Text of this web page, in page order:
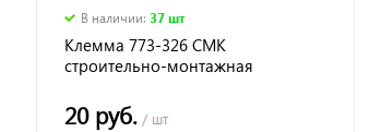
В наличии: 37 шт
Клемма 773-326 СМК
строительно-монтажная
20 руб./ шт